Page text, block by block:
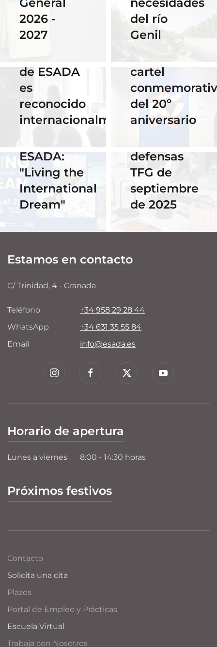
General
2026 -
2027
necesidades
del río
Genil
28 Noviembre
2025
de ESADA
es
reconocido
internacionalmente
Instituto
Cervantes
de Praga
cartel
del 20º
aniversario
02 Octubre 2025
Celebra los
#ErasmusDays
ESADA:
"Living the
International
Dream"
16 Septiembre
2025
Horario y
acceso al
streaming
de las
defensas
TFG de
septiembre
de 2025
Estamos en contacto
C/ Trinidad, 4 - Granada
Teléfono
+34 958 29 28 44
WhatsApp
+34 631 35 55 84
Email
info@esada.es
Horario de apertura
Lunes a viernes 8:00 - 14:30 horas
Próximos festivos
Contacto
Solicita una cita
Plazos
Portal de Empleo y Prácticas
Escuela Virtual
Trabaja con Nosotros